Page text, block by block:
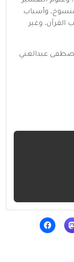
وأسباب
القرآن، وغير
عبدالغني